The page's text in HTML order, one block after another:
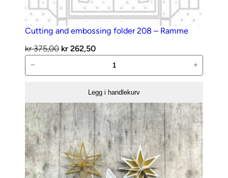
Cutting and embossing folder 208 – Ramme
kr375,00 Opprinnelig
var:
kr 262,50Nåværende
er:
and
208
–
Ramme
antall
− +
Legg i handlekurv